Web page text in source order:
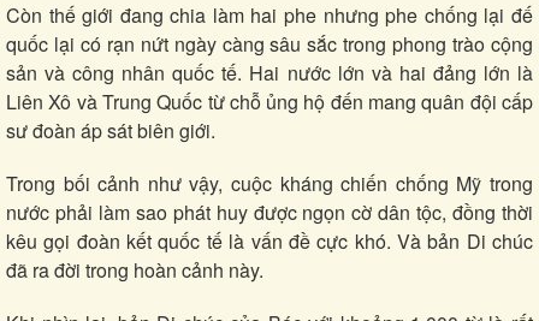
Pháp luật
Vụ án
Tư vấn luật
Quân sự - Quốc phòng
Phân tích
Còn thế giới đang chia làm hai phe nhưng phe chống lại đế
quốc lại có rạn nứt ngày càng sâu sắc trong phong trào cộng
sản và công nhân quốc tế. Hai nước lớn và hai đảng lớn là
Liên Xô và Trung Quốc từ chỗ ủng hộ đến mang quân đội cấp
sư đoàn áp sát biên giới.
Trong bối cảnh như vậy, cuộc kháng chiến chống Mỹ trong
nước phải làm sao phát huy được ngọn cờ dân tộc, đồng thời
kêu gọi đoàn kết quốc tế là vấn đề cực khó. Và bản Di chúc
đã ra đời trong hoàn cảnh này.